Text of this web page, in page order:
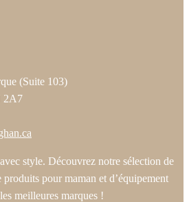
(Suite 103)
2A7
style. Découvrez notre sélection de
produits pour maman et d’équipement
meilleures marques !